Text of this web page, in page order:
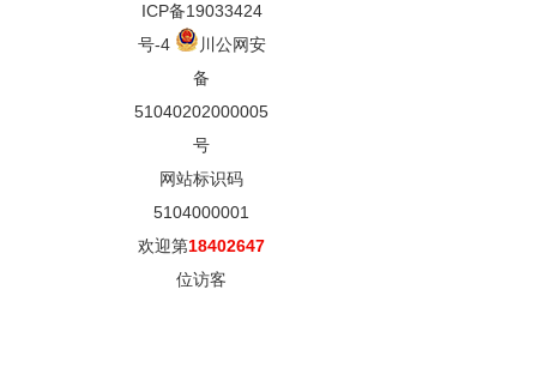
ICP备19033424
号-4
川公网安
备
51040202000005
号
网站标识码
5104000001
欢迎第18402647
位访客